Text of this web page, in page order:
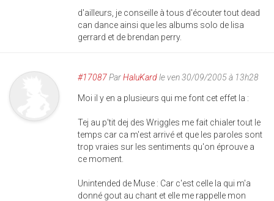
d'ailleurs, je conseille à tous d'écouter tout dead
can dance ainsi que les albums solo de lisa
gerrard et de brendan perry.
#17087ParHaluKardle ven 30/09/2005 à 13h28
Moi il y en a plusieurs qui me font cet effet la :
Tej au p'tit dej des Wriggles me fait chialer tout le
temps car ca m'est arrivé et que les paroles sont
trop vraies sur les sentiments qu'on éprouve a
ce moment.
Unintended de Muse : Car c'est celle la qui m'a
donné gout au chant et elle me rappelle mon